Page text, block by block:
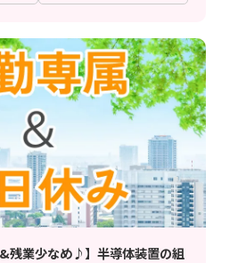
&残業少なめ♪】半導体装置の組